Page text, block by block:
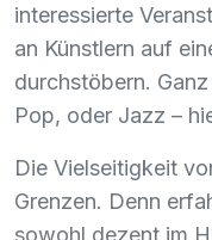
interessierte
an Künstlern auf
durchstöbern.
Pop, oder Jazz –
Die Vielseitigkeit
Grenzen. Denn
sowohl dezent im